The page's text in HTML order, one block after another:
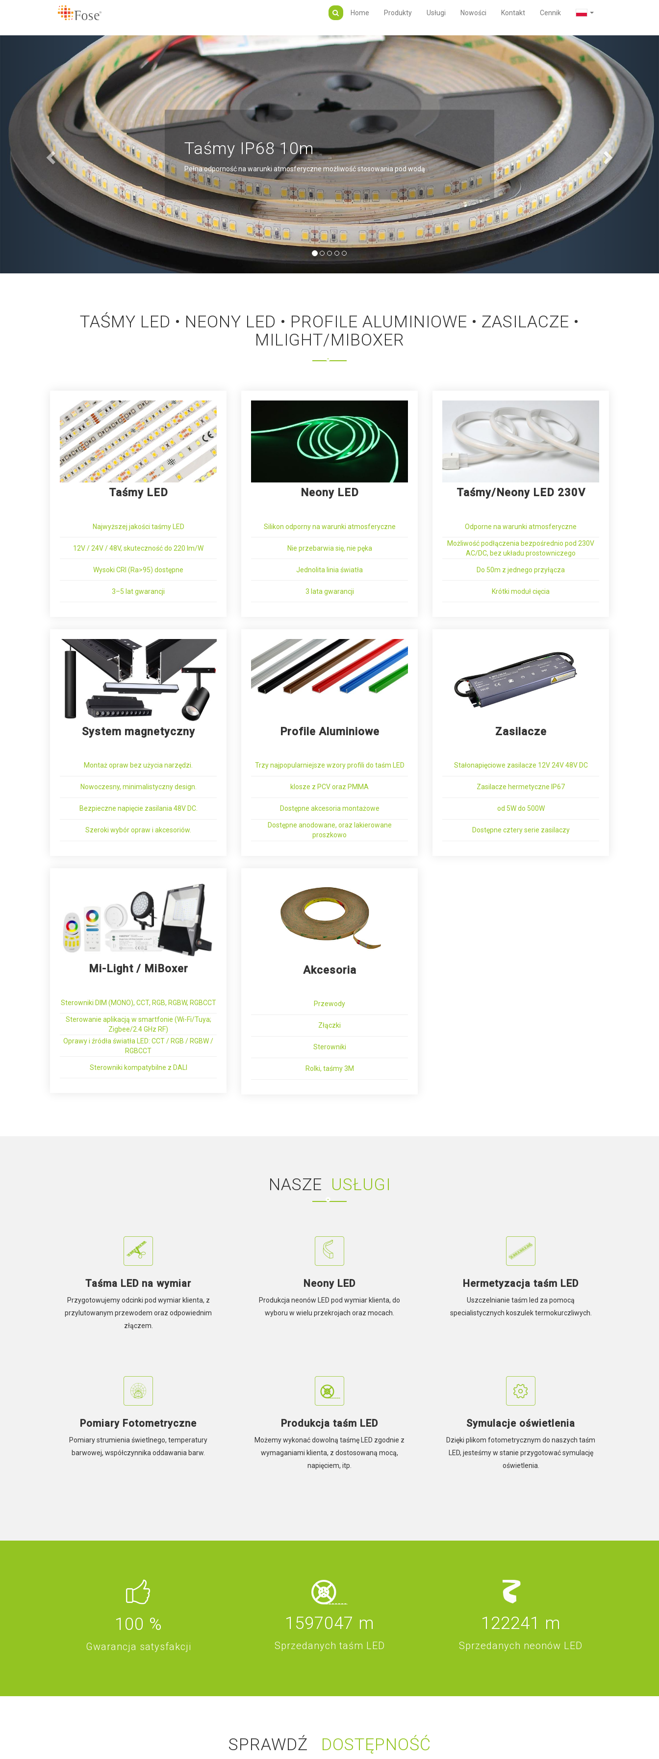
Home Produkty Usługi Nowości Kontakt Cennik
Zasilacze liniwe PFC, 5lat gwarancji
Bardzo wąskie zasilacze o skuteczności powyżej 92%
WIĘCEJ...
TAŚMY LED • NEONY LED • PROFILE ALUMINIOWE • ZASILACZE •
MILIGHT/MIBOXER
Taśmy LED
Najwyższej jakości taśmy LED
12V / 24V / 48V, skuteczność do 220 lm/W
Wysoki CRI (Ra>95) dostępne
3–5 lat gwarancji
Neony LED
Silikon odporny na warunki atmosferyczne
Nie przebarwia się, nie pęka
Jednolita linia światła
3 lata gwarancji
Taśmy/Neony LED 230V
Odporne na warunki atmosferyczne
Możliwość podłączenia bezpośrednio pod 230V
AC/DC, bez układu prostowniczego
Do 50m z jednego przyłącza
Krótki moduł cięcia
System magnetyczny
Montaż opraw bez użycia narzędzi.
Nowoczesny, minimalistyczny design.
Bezpieczne napięcie zasilania 48V DC.
Szeroki wybór opraw i akcesoriów.
Profile Aluminiowe
Trzy najpopularniejsze wzory profili do taśm LED
klosze z PCV oraz PMMA
Dostępne akcesoria montażowe
Dostępne anodowane, oraz lakierowane
proszkowo
Zasilacze
Stałonapięciowe zasilacze 12V 24V 48V DC
Zasilacze hermetyczne IP67
od 5W do 500W
Dostępne cztery serie zasilaczy
Mi-Light / MiBoxer
Sterowniki DIM (MONO), CCT, RGB, RGBW, RGBCCT
Sterowanie aplikacją w smartfonie (Wi-Fi/Tuya;
Zigbee/2.4 GHz RF)
Oprawy i źródła światła LED: CCT / RGB / RGBW /
RGBCCT
Sterowniki kompatybilne z DALI
Akcesoria
Przewody
Złączki
Sterowniki
Rolki, taśmy 3M
NASZE USŁUGI
Taśma LED na wymiar
Przygotowujemy odcinki pod wymiar klienta, z
przylutowanym przewodem oraz odpowiednim
złączem.
Neony LED
Produkcja neonów LED pod wymiar klienta, do
wyboru w wielu przekrojach oraz mocach.
Hermetyzacja taśm LED
Uszczelnianie taśm led za pomocą
specialistycznych koszulek termokurczliwych.
Pomiary Fotometryczne
Pomiary strumienia świetlnego, temperatury
barwowej, współczynnika oddawania barw.
Produkcja taśm LED
Możemy wykonać dowolną taśmę LED zgodnie z
wymaganiami klienta, z dostosowaną mocą,
napięciem, itp.
Symulacje oświetlenia
Dzięki plikom fotometrycznym do naszych taśm
LED, jesteśmy w stanie przygotować symulację
oświetlenia.
100 %
Gwarancja satysfakcji
1597047 m
Sprzedanych taśm LED
122241 m
Sprzedanych neonów LED
SPRAWDŹ DOSTĘPNOŚĆ